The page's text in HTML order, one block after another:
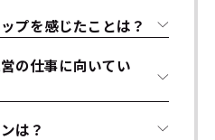
プを感じたことは？
の仕事に向いてい
は？